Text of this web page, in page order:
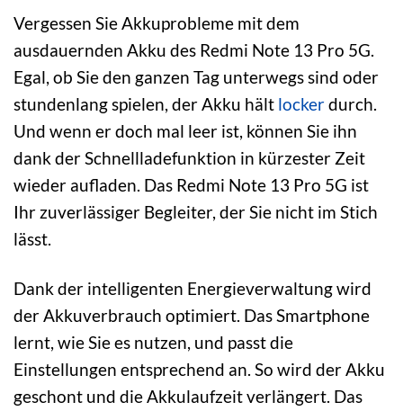
Vergessen Sie Akkuprobleme mit dem
ausdauernden Akku des Redmi Note 13 Pro 5G.
Egal, ob Sie den ganzen Tag unterwegs sind oder
stundenlang spielen, der Akku hält lockerdurch.
Und wenn er doch mal leer ist, können Sie ihn
dank der Schnellladefunktion in kürzester Zeit
wieder aufladen. Das Redmi Note 13 Pro 5G ist
Ihr zuverlässiger Begleiter, der Sie nicht im Stich
lässt.
Dank der intelligenten Energieverwaltung wird
der Akkuverbrauch optimiert. Das Smartphone
lernt, wie Sie es nutzen, und passt die
Einstellungen entsprechend an. So wird der Akku
geschont und die Akkulaufzeit verlängert. Das